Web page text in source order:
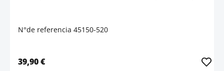
N°de referencia 45150-520
39,90 €